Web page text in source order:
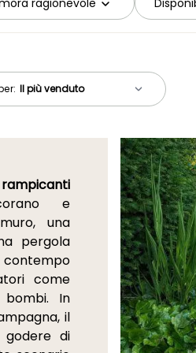
e
una
pergola
come
In
il
godere di